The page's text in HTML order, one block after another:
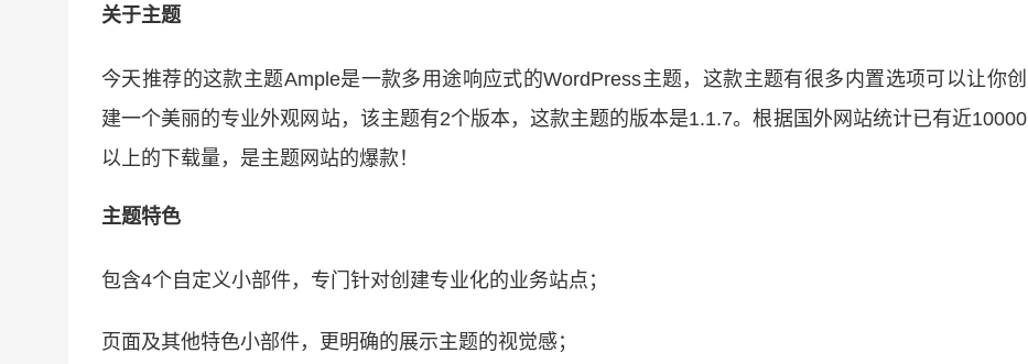
关于主题
今天推荐的这款主题Ample是一款多用途响应式的WordPress主题，这款主题有很多内置选项可以让你创
建一个美丽的专业外观网站，该主题有2个版本，这款主题的版本是1.1.7。根据国外网站统计已有近10000
以上的下载量，是主题网站的爆款！
主题特色
包含4个自定义小部件，专门针对创建专业化的业务站点；
页面及其他特色小部件，更明确的展示主题的视觉感；